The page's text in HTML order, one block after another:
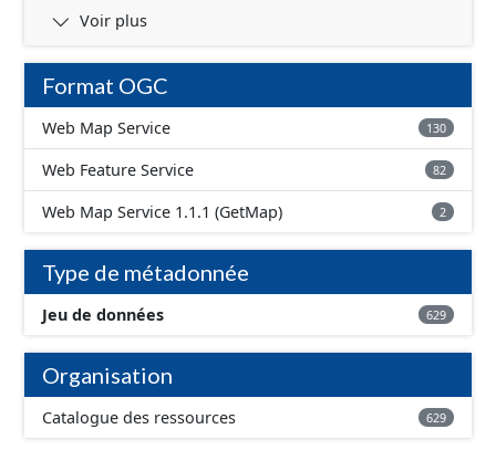
Voir plus
Format OGC
Web Map Service 130
Web Feature Service 82
Web Map Service 1.1.1 (GetMap) 2
Type de métadonnée
Jeu de données 629
Organisation
Catalogue des ressources 629